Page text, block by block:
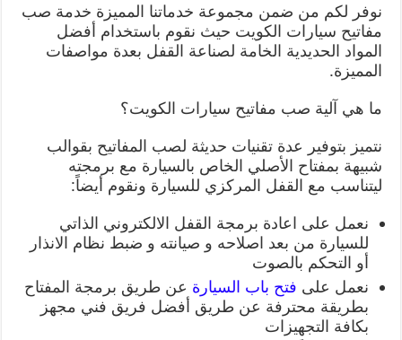
نوفر لكم من ضمن مجموعة خدماتنا المميزة خدمة صب
مفاتيح سيارات الكويت حيث نقوم باستخدام أفضل
المواد الحديدية الخامة لصناعة القفل بعدة مواصفات
المميزة.
ما هي آلية صب مفاتيح سيارات الكويت؟
نتميز بتوفير عدة تقنيات حديثة لصب المفاتيح بقوالب
شبيهة بمفتاح الأصلي الخاص بالسيارة مع برمجته
ليتناسب مع القفل المركزي للسيارة ونقوم أيضاً:
نعمل على اعادة برمجة القفل الالكتروني الذاتي
للسيارة من بعد اصلاحه و صيانته و ضبط نظام الانذار
أو التحكم بالصوت
نعمل على فتح باب السيارة عن طريق برمجة المفتاح
بطريقة محترفة عن طريق أفضل فريق فني مجهز
بكافة التجهيزات